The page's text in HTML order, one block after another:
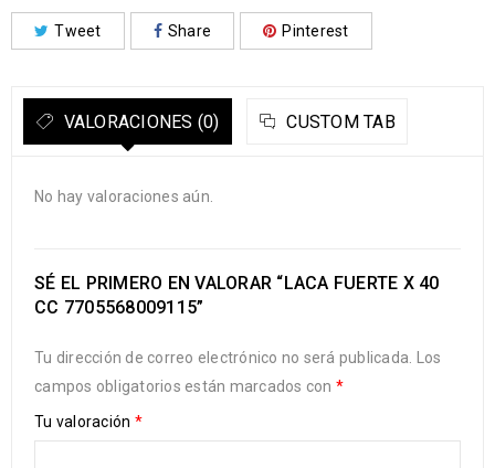
Tweet Share Pinterest
VALORACIONES (0) CUSTOM TAB
No hay valoraciones aún.
SÉ EL PRIMERO EN VALORAR “LACA FUERTE X 40
CC 7705568009115”
Tu dirección de correo electrónico no será publicada.
Los
campos obligatorios están marcados con *
Tu valoración *